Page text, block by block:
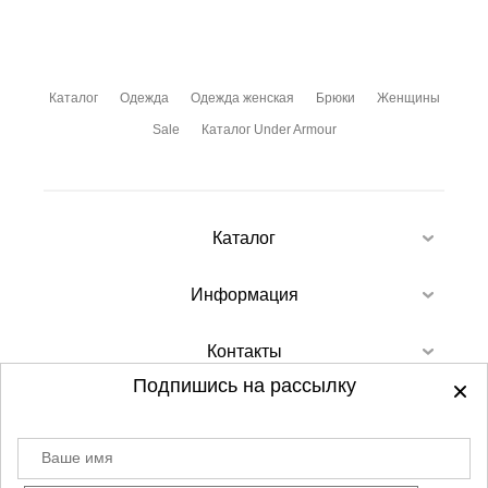
Каталог Одежда Одежда женская Брюки Женщины
Sale Каталог Under Armour
Каталог
Информация
Контакты
©2012-2026 - Sellgroup.ru - все права
Подпишись на рассылку
Ваше имя